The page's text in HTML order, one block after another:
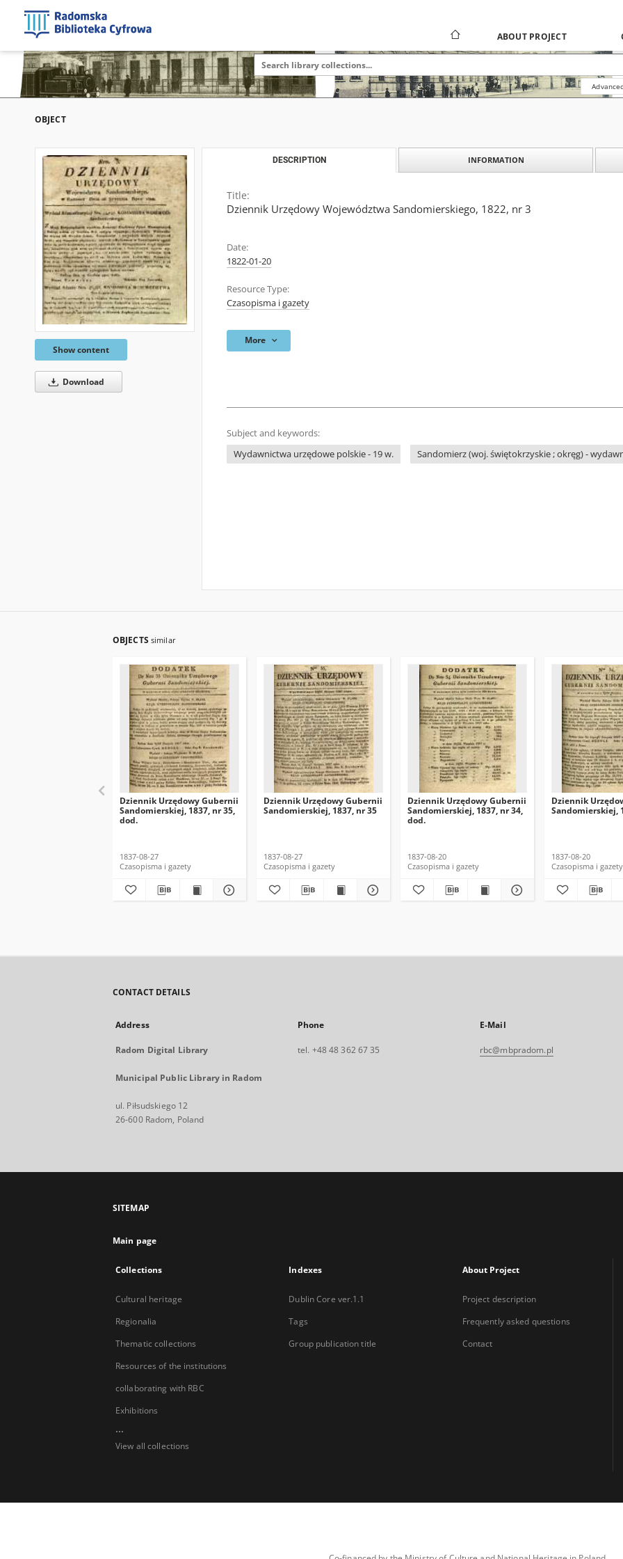
ABOUT PROJECT
OBJECT
Show content
Download
DESCRIPTION INFORMATION
Title:
Dziennik Urzędowy Województwa Sandomierskiego, 1822, nr 3
Date:
1822-01-20
Resource Type:
Czasopisma i gazety
More
Subject and keywords:
Wydawnictwa urzędowe polskie - 19 w.
Sandomierz (woj. świętokrzyskie ; okręg) -
OBJECTS similar
Dziennik Urzędowy Gubernii
Sandomierskiej, 1837, nr 35,
dod.
1837-08-27
Czasopisma i gazety
Dziennik Urzędowy Gubernii
Sandomierskiej, 1837, nr 35
1837-08-27
Czasopisma i gazety
Dziennik Urzędowy Gubernii
Sandomierskiej, 1837, nr 34,
dod.
1837-08-20
Czasopisma i gazety
Dziennik
Sandomierskiej,
1837-08-20
Czasopisma i gazety
CONTACT DETAILS
Address
Radom Digital Library
Municipal Public Library in Radom
ul. Piłsudskiego 12
26-600 Radom, Poland
Phone
tel. +48 48 362 67 35
E-Mail
rbc@mbpradom.pl
SITEMAP
Main page
Collections
Cultural heritage
Regionalia
Thematic collections
Resources of the institutions
collaborating with RBC
Exhibitions
...
View all collections
Indexes
Dublin Core ver.1.1
Tags
Group publication title
About Project
Project description
Frequently asked questions
Contact